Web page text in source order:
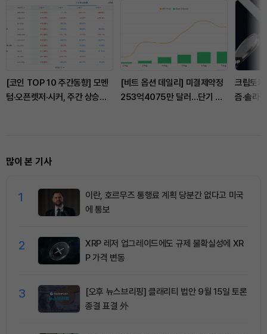
[코인 TOP 10 주간동향] 모멘
텀·오픈렛저·시커, 주간 상승률
[비트 옵션 데일리] 미결제약정
253억4075만 달러…단기 풋
크립토
즘·솔라
많이 본 기사
1
이란, 호르무즈 통행료 계획 당분간 없다고 미국
에 통보
2
XRP 레저 업그레이드에도 규제 불확실성에 XR
P 가격 변동
3
[오후 뉴스브리핑] 클래리티 법안 9월 15일 토론
종결 표결 外